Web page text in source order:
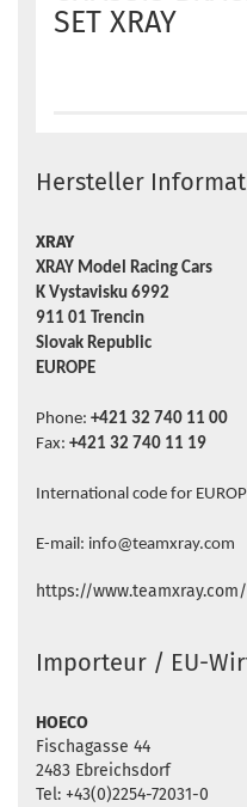
SET XRAY
Hersteller
XRAY
XRAY Model Racing Cars
K Vystavisku 6992
911 01 Trencin
Slovak Republic
EUROPE
Phone: +421 32 740 11 00
Fax: +421 32 740 11 19
International code for
E-mail: info@teamxray.com
https://www.teamxray.com/
Importeur / EU-
HOECO
Fischagasse 44
2483 Ebreichsdorf
Tel: +43(0)2254-72031-0